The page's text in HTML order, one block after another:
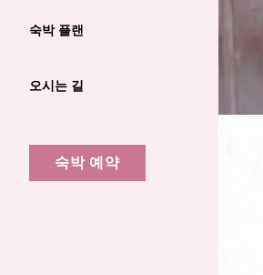
숙박 플랜
오시는 길
숙박 예약